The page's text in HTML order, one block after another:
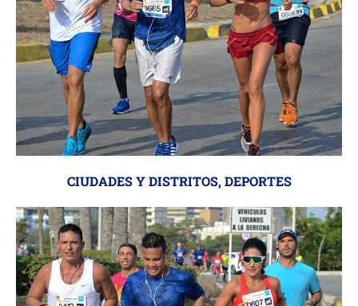
CIUDADES Y DISTRITOS,DEPORTES